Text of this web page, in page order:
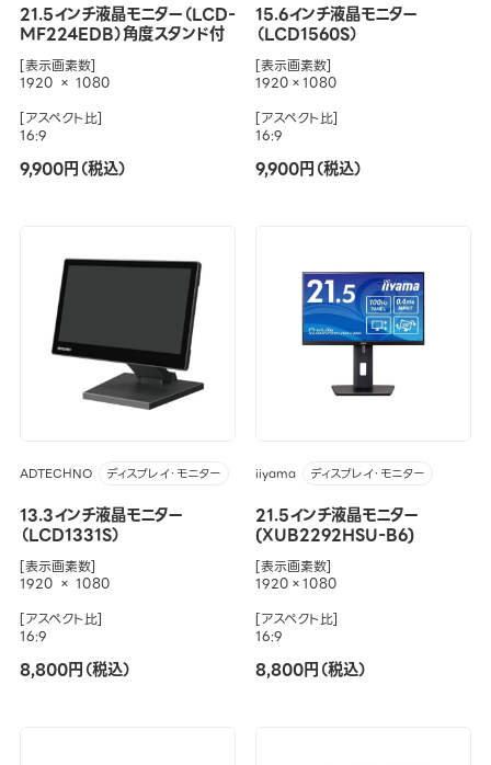
21.5インチ液晶モニター（LCD-
MF224EDB）角度スタンド付
[表示画素数]
1920 × 1080
[アスペクト比]
16:9
9,900円（税込）
15.6インチ液晶モニター
（LCD1560S）
[表示画素数]
1920×1080
[アスペクト比]
16:9
9,900円（税込）
ADTECHNO ディスプレイ・モニター
13.3インチ液晶モニター
（LCD1331S）
[表示画素数]
1920 × 1080
[アスペクト比]
16:9
8,800円（税込）
iiyama ディスプレイ・モニター
21.5インチ液晶モニター
(XUB2292HSU-B6)
[表示画素数]
1920×1080
[アスペクト比]
16:9
8,800円（税込）